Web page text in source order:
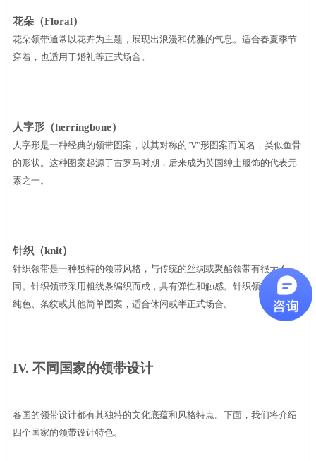
花朵（Floral）
花朵领带通常以花卉为主题，展现出浪漫和优雅的气息。适合春夏季节
穿着，也适用于婚礼等正式场合。
人字形（herringbone）
人字形是一种经典的领带图案，以其对称的"V"形图案而闻名，类似鱼骨
的形状。这种图案起源于古罗马时期，后来成为英国绅士服饰的代表元
素之一。
针织（knit）
针织领带是一种独特的领带风格，与传统的丝绸或聚酯领带有很大不
同。针织领带采用粗线条编织而成，具有弹性和触感。针织领带通常有
纯色、条纹或其他简单图案，适合休闲或半正式场合。
IV. 不同国家的领带设计
各国的领带设计都有其独特的文化底蕴和风格特点。下面，我们将介绍
四个国家的领带设计特色。